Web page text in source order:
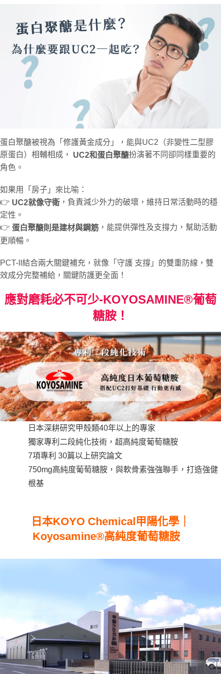
蛋白聚醣被視為「修護黃金成分」，能與UC2（非變性二型膠
原蛋白）相輔相成，
UC2和蛋白聚醣扮演著不同卻同樣重要的
角色。
如果用「房子」來比喻：
👉 UC2就像守衛 ，負責減少外力的破壞，維持日常活動時的穩
定性。
👉 蛋白聚醣則是建材與鋼筋 ，能提供彈性及支撐力，幫助活動
更順暢。
PCT-II結合兩大關鍵補充，就像「守護 支撐」的雙重防線，雙
效成分完整補給，關鍵防護更全面！
應對磨耗必不可少-KOYOSAMINE®葡萄
糖胺！
日本深耕研究甲殼類40年以上的專家
獨家專利二段純化技術，超高純度葡萄糖胺
7項專利 30篇以上研究論文
750mg高純度葡萄糖胺，與軟骨素強強聯手，打造強健
根基
日本KOYO Chemical甲陽化學｜
Koyosamine®高純度葡萄糖胺